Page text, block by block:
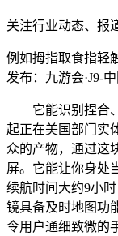
关注行业动态、报
例如拇指取食指轻
发布：九游会·J9-
它能识别捏合、
起正在美国部门实
众的产物，通过这
屏。它能让你身处
续航时间大约9小
镜具备及时地图功
令用户通细致微的